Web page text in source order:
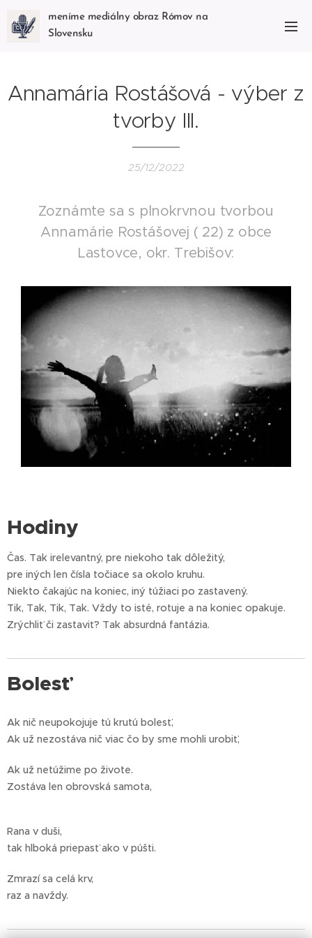
meníme mediálny obraz Rómov na
Slovensku
Annamária Rostášová - výber z
tvorby III.
25/12/2022
Zoznámte sa s plnokrvnou tvorbou
Annamárie Rostášovej ( 22) z obce
Lastovce, okr. Trebišov:
Hodiny
Čas. Tak irelevantný, pre niekoho tak dôležitý,
pre iných len čísla točiace sa okolo kruhu.
Niekto čakajúc na koniec, iný túžiaci po zastavený.
Tik, Tak, Tik, Tak. Vždy to isté, rotuje a na koniec opakuje.
Zrýchliť či zastaviť? Tak absurdná fantázia.
Bolesť
Ak nič neupokojuje tú krutú bolesť,
Ak už nezostáva nič viac čo by sme mohli urobiť,
Ak už netúžime po živote.
Zostáva len obrovská samota,
Rana v duši,
tak hlboká priepasť ako v púšti.
Zmrazí sa celá krv,
raz a navždy.